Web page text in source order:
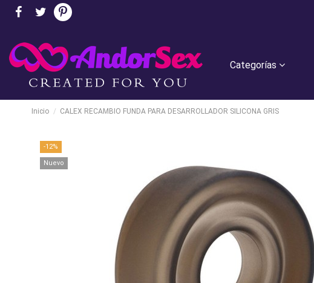
Categorías
Inicio CALEX RECAMBIO FUNDA PARA DESARROLLADOR SILICONA GRIS
-12%
Nuevo